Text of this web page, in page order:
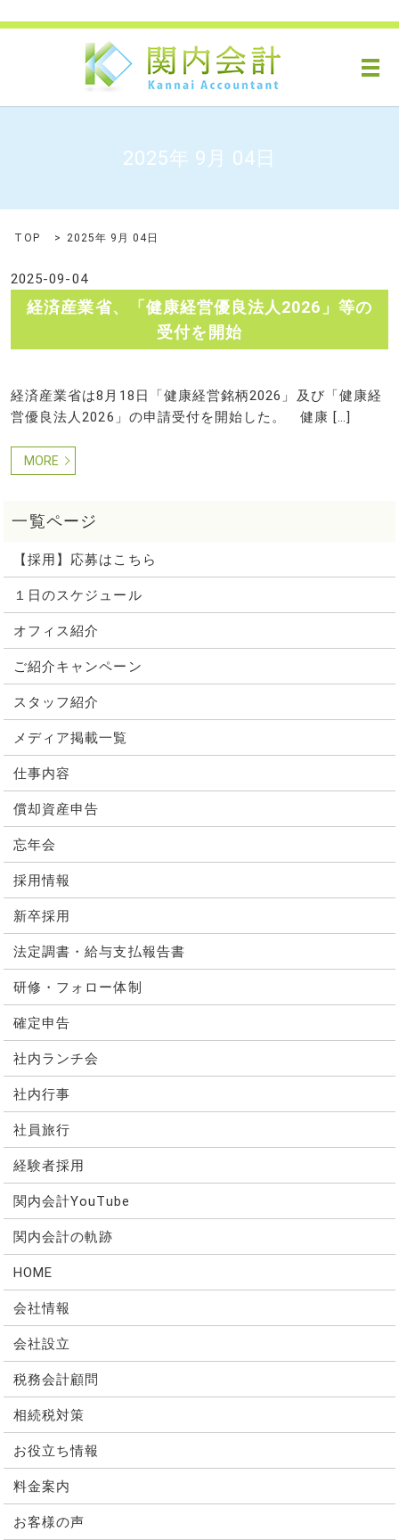
メ
2025年 9月 04日
TOP 2025年 9月 04日
2025-09-04
経済産業省、「健康経営優良法人2026」等の
受付を開始
経済産業省は8月18日「健康経営銘柄2026」及び「健康経
営優良法人2026」の申請受付を開始した。 健康 […]
MORE
【採用】応募はこちら
１日のスケジュール
オフィス紹介
ご紹介キャンペーン
スタッフ紹介
メディア掲載一覧
仕事内容
償却資産申告
忘年会
採用情報
新卒採用
法定調書・給与支払報告書
研修・フォロー体制
確定申告
社内ランチ会
社内行事
社員旅行
経験者採用
関内会計YouTube
関内会計の軌跡
HOME
会社情報
会社設立
税務会計顧問
相続税対策
お役立ち情報
料金案内
お客様の声